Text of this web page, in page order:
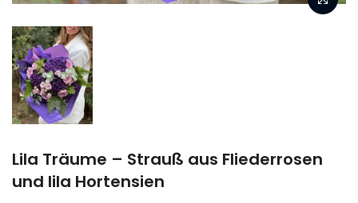
Lila Träume – Strauß aus Fliederrosen
und lila Hortensien